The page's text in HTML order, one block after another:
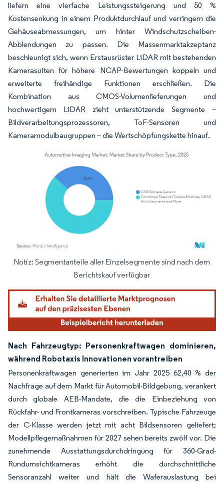
liefern eine vierfache Leistungssteigerung und 50 %
Kostensenkung in einem Produktdurchlauf und verringern die
Gehäuseabmessungen, um hinter Windschutzscheiben-
Abblendungen zu passen. Die Massenmarktakzeptanz
beschleunigt sich, wenn Erstausrüster LiDAR mit bestehenden
Kamerasuiten für höhere NCAP-Bewertungen koppeln und
erweiterte freihändige Funktionen erschließen. Die
Kombination aus CMOS-Volumenlieferungen und
hochwertigem LiDAR zieht unterstützende Segmente –
Bildverarbeitungsprozessoren, ToF-Sensoren und
Kameramodulbaugruppen – die Wertschöpfungskette hinauf.
Bild © Mordor Intelligence. Wiederverwendung erfordert Namensnennung
Notiz: Segmentanteile aller Einzelsegmente sind nach dem
Berichtskauf verfügbar
Nach Fahrzeugtyp: Personenkraftwagen dominieren,
während Robotaxis Innovationen vorantreiben
Personenkraftwagen generierten im Jahr 2025 62,40 % der
Nachfrage auf dem Markt für Automobil-Bildgebung, verankert
durch globale AEB-Mandate, die die Einbeziehung von
Rückfahr- und Frontkameras vorschreiben. Typische Fahrzeuge
der C-Klasse werden jetzt mit acht Bildsensoren geliefert;
Modellpflegemaßnahmen für 2027 sehen bereits zwölf vor. Die
zunehmende Ausstattungsdurchdringung für 360-Grad-
Rundumsichtkameras erhöht die durchschnittliche
Sensoranzahl weiter und hält die Waferauslastung bei